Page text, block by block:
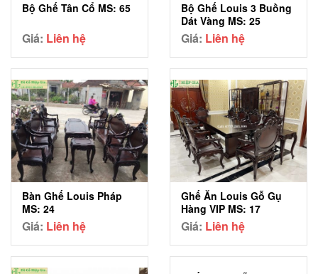
Bộ Ghế Tân Cổ MS: 65
Giá: Liên hệ
Bộ Ghế Louis 3 Buồng
Dát Vàng MS: 25
Giá: Liên hệ
Bàn Ghế Louis Pháp
MS: 24
Giá: Liên hệ
Ghế Ăn Louis Gỗ Gụ
Hàng VIP MS: 17
Giá: Liên hệ